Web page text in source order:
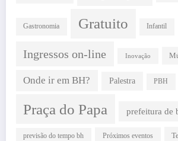
Gastronomia Gratuito Infantil
Ingressos on-line Inovação
Onde ir em BH? Palestra PBH
Praça do Papa prefeitura de
previsão do tempo bh Próximos eventos